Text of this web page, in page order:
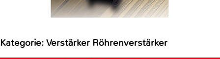
Kategorie: Verstärker Röhrenverstärker